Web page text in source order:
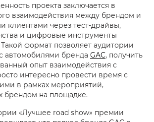
проекта заключается в
взаимодействия между брендом и
клиентами через тест-драйвы,
и цифровые инструменты
формат позволяет аудитории
автомобилями бренда GAC, получить
опыт взаимодействия с
интересно провести время с
в рамках мероприятий,
брендом на площадке.
«Лучшее road show» премии